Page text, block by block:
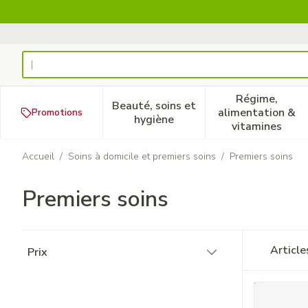
Rechercher
Promotions
Beauté, soins et
hygièneAfficher le sous-menu pour
Régime,
alimentation &
vitamines
Afficher
Accueil / Soins à domicile et premiers soins / Premiers soins
Premiers soins
Prix